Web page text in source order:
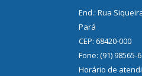
End.: Rua
Pará
CEP: 68420-000
Fone: (91) 98565-
Horário de